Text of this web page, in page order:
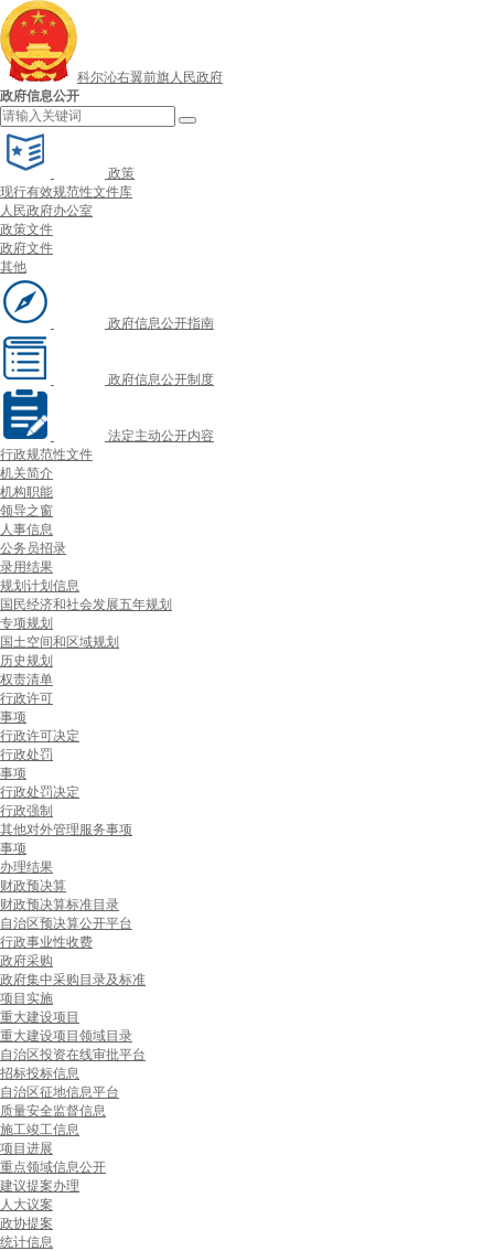
科尔沁右翼前旗人民政府
政府信息公开
政策
现行有效规范性文件库
人民政府办公室
政策文件
政府文件
其他
政府信息公开指南
政府信息公开制度
法定主动公开内容
行政规范性文件
机关简介
机构职能
领导之窗
人事信息
公务员招录
录用结果
规划计划信息
国民经济和社会发展五年规划
专项规划
国土空间和区域规划
历史规划
权责清单
行政许可
事项
行政许可决定
行政处罚
事项
行政处罚决定
行政强制
其他对外管理服务事项
事项
办理结果
财政预决算
财政预决算标准目录
自治区预决算公开平台
行政事业性收费
政府采购
政府集中采购目录及标准
项目实施
重大建设项目
重大建设项目领域目录
自治区投资在线审批平台
招标投标信息
自治区征地信息平台
质量安全监督信息
施工竣工信息
项目进展
重点领域信息公开
建议提案办理
人大议案
政协提案
统计信息